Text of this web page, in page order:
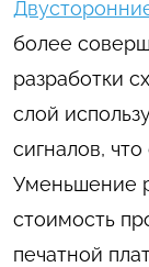
более
разработки
слой
сигналов,
Уменьшение
стоимость
печатной